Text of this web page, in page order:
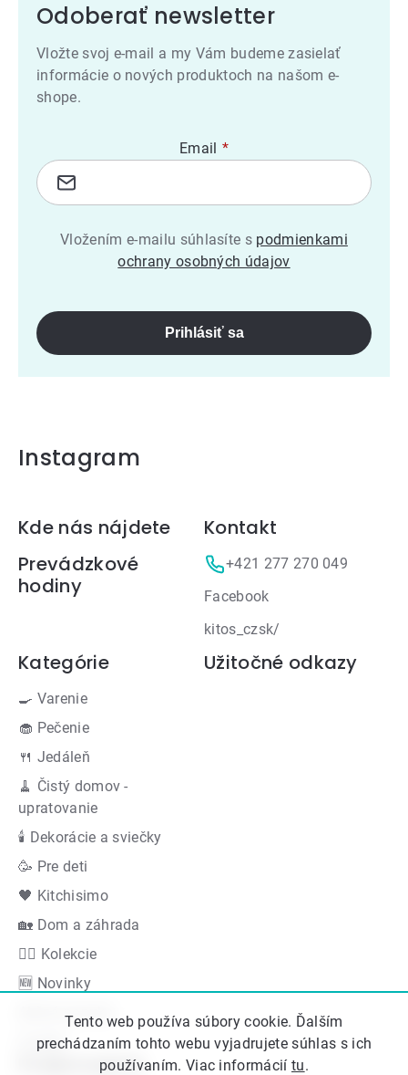
Tento web používa súbory cookie. Ďalším
prechádzaním tohto webu vyjadrujete súhlas s ich
používaním. Viac informácií tu.
Odoberať newsletter
Vložte svoj e-mail a my Vám budeme zasielať
informácie o nových produktoch na našom e-
shope.
Email
Vložením e-mailu súhlasíte s podmienkami
ochrany osobných údajov
Prihlásiť sa
Instagram
Zápätie
Kde nás nájdete
Prevádzkové
hodiny
Kontakt
+421 277 270 049
Facebook
kitos_czsk/
Kategórie
🍳 Varenie
🧁 Pečenie
🍴 Jedáleň
🧹 Čistý domov -
upratovanie
🕯 Dekorácie a sviečky
🥳 Pre deti
🖤 Kitchisimo
🏡 Dom a záhrada
👍🏻 Kolekcie
🆕 Novinky
Akčná ponuka
Značky
Užitočné odkazy
Podporujeme